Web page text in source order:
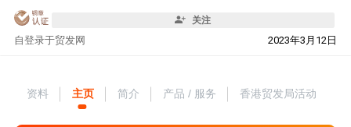
关注
自 2023年3月12日
登录于贸发网
资料 主页 简介 产品 / 服务 香港贸发局活动